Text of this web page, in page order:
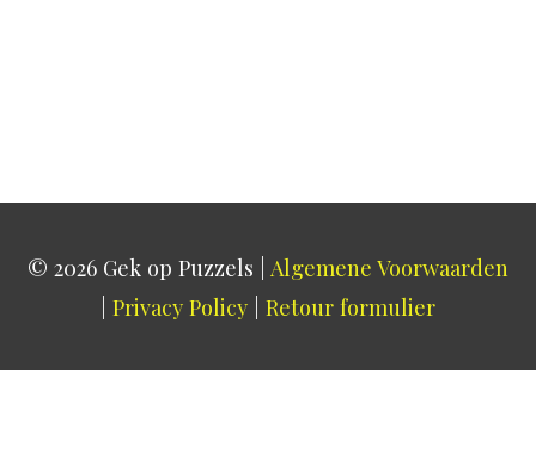
© 2026 Gek op Puzzels
Algemene Voorwaarden
Privacy Policy Retour formulier